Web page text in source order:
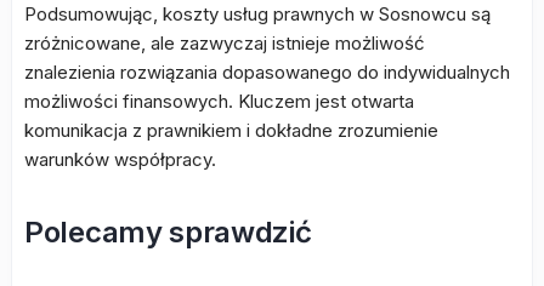
Podsumowując, koszty usług prawnych w Sosnowcu są
zróżnicowane, ale zazwyczaj istnieje możliwość
znalezienia rozwiązania dopasowanego do indywidualnych
możliwości finansowych. Kluczem jest otwarta
komunikacja z prawnikiem i dokładne zrozumienie
warunków współpracy.
Polecamy sprawdzić